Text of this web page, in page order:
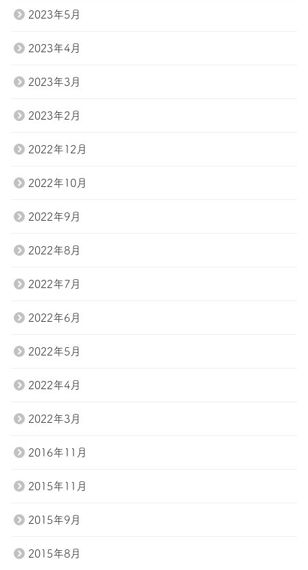
2023年5月
2023年4月
2023年3月
2023年2月
2022年12月
2022年10月
2022年9月
2022年8月
2022年7月
2022年6月
2022年5月
2022年4月
2022年3月
2016年11月
2015年11月
2015年9月
2015年8月